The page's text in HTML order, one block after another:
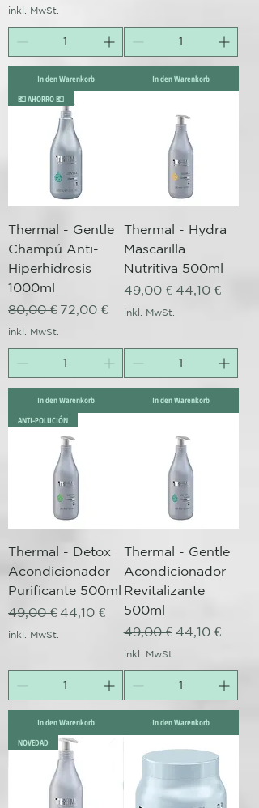
inkl. MwSt.
In den Warenkorb
In den Warenkorb
💶 AHORRO 💶
Thermal - Gentle
Champú Anti-
Hiperhidrosis
1000ml
Standardpreis
80,00 € Sale-Preis
72,00 €
inkl. MwSt.
In den Warenkorb
Thermal - Hydra
Mascarilla
Nutritiva 500ml
Standardpreis
49,00 € Sale-Preis
44,10 €
inkl. MwSt.
In den Warenkorb
ANTI-POLUCIÓN
Thermal - Detox
Acondicionador
Purificante 500ml
Standardpreis
49,00 € Sale-Preis
44,10 €
inkl. MwSt.
In den Warenkorb
Thermal - Gentle
Acondicionador
Revitalizante
500ml
Standardpreis
49,00 € Sale-Preis
44,10 €
inkl. MwSt.
In den Warenkorb
NOVEDAD